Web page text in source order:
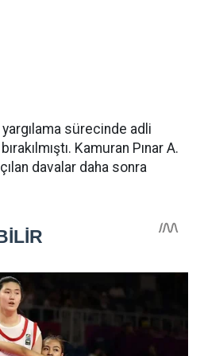
yargılama sürecinde adli
Kamuran Pınar A.
davalar daha sonra